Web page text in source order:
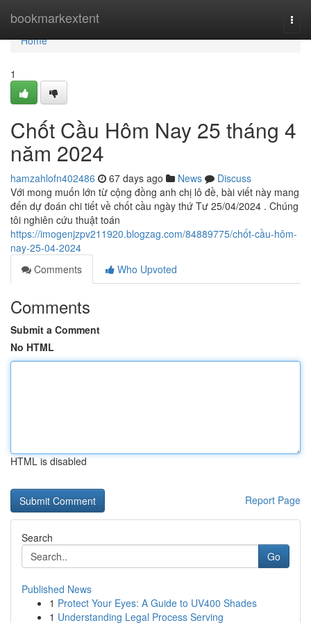
bookmarkextent
Home
Home
1
Chốt Cầu Hôm Nay 25 tháng 4
năm 2024
hamzahlofn402486 67 days ago News
Discuss
Với mong muốn lớn từ cộng đồng anh chị lô đề, bài viết này mang
đến dự đoán chi tiết về chốt cầu ngày thứ Tư 25/04/2024 . Chúng
tôi nghiên cứu thuật toán
https://imogenjzpv211920.blogzag.com/84889775/chốt-cầu-hôm-
nay-25-04-2024
Comments
Who Upvoted
Comments
Submit a Comment
No HTML
HTML is disabled
Report Page
Search
Go
Published News
1 Protect Your Eyes: A Guide to UV400 Shades
1 Understanding Legal Process Serving